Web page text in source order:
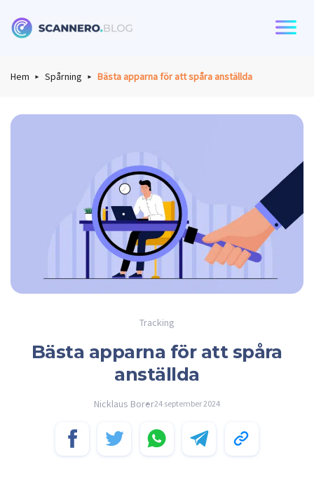
Hem Spårning Bästa apparna för att spåra anställda
Tracking
Bästa apparna för att spåra
anställda
Nicklaus Borer24 september 2024